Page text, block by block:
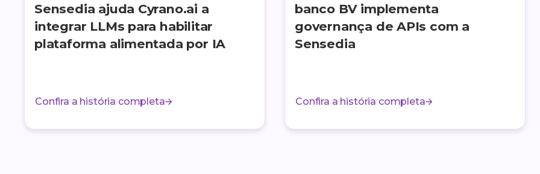
Sensedia ajuda Cyrano.ai a
integrar LLMs para habilitar
plataforma alimentada por IA
Confira a história completa
banco BV implementa
governança de APIs com a
Sensedia
Confira a história completa